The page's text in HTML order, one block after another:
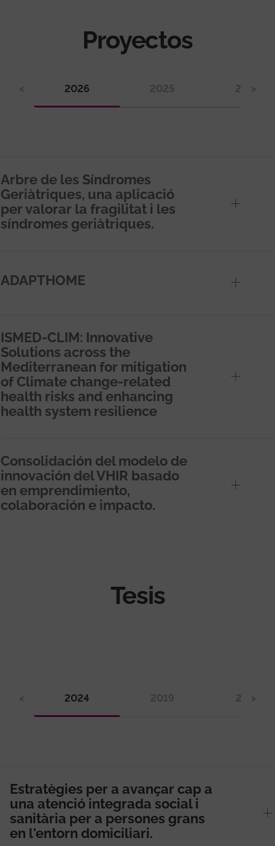
Proyectos
< 2026 2025 2024
>
Arbre de les Síndromes
Geriàtriques, una aplicació
per valorar la fragilitat i les
síndromes geriàtriques.
ADAPTHOME
ISMED-CLIM: Innovative
Solutions across the
Mediterranean for mitigation
of Climate change-related
health risks and enhancing
health system resilience
Consolidación del modelo de
innovación del VHIR basado
en emprendimiento,
colaboración e impacto.
Tesis
< 2024 2019 2018
>
Estratègies per a avançar cap a
una atenció integrada social i
sanitària per a persones grans
en l'entorn domiciliari.